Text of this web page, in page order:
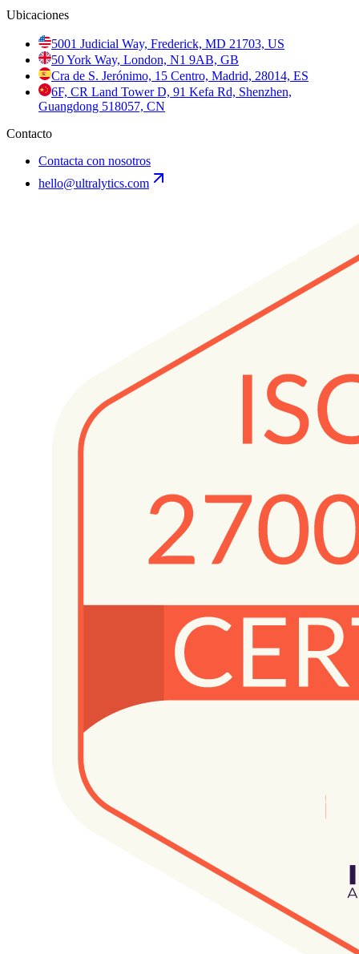
Ubicaciones
5001 Judicial Way, Frederick, MD 21703, US
50 York Way, London, N1 9AB, GB
Cra de S. Jerónimo, 15 Centro, Madrid, 28014, ES
6F, CR Land Tower D, 91 Kefa Rd, Shenzhen,
Guangdong 518057, CN
Contacto
Contacta con nosotros
hello@ultralytics.com